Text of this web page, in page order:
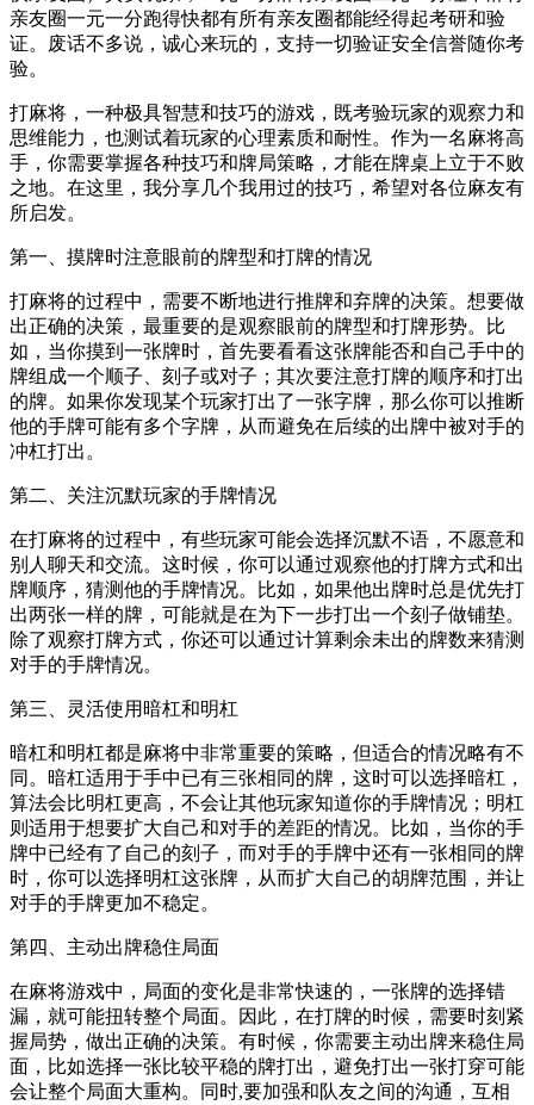
亲友圈一元一分跑得快都有所有亲友圈都能经得起考研和验
证。废话不多说，诚心来玩的，支持一切验证安全信誉随你考
验。
打麻将，一种极具智慧和技巧的游戏，既考验玩家的观察力和
思维能力，也测试着玩家的心理素质和耐性。作为一名麻将高
手，你需要掌握各种技巧和牌局策略，才能在牌桌上立于不败
之地。在这里，我分享几个我用过的技巧，希望对各位麻友有
所启发。
第一、摸牌时注意眼前的牌型和打牌的情况
打麻将的过程中，需要不断地进行推牌和弃牌的决策。想要做
出正确的决策，最重要的是观察眼前的牌型和打牌形势。比
如，当你摸到一张牌时，首先要看看这张牌能否和自己手中的
牌组成一个顺子、刻子或对子；其次要注意打牌的顺序和打出
的牌。如果你发现某个玩家打出了一张字牌，那么你可以推断
他的手牌可能有多个字牌，从而避免在后续的出牌中被对手的
冲杠打出。
第二、关注沉默玩家的手牌情况
在打麻将的过程中，有些玩家可能会选择沉默不语，不愿意和
别人聊天和交流。这时候，你可以通过观察他的打牌方式和出
牌顺序，猜测他的手牌情况。比如，如果他出牌时总是优先打
出两张一样的牌，可能就是在为下一步打出一个刻子做铺垫。
除了观察打牌方式，你还可以通过计算剩余未出的牌数来猜测
对手的手牌情况。
第三、灵活使用暗杠和明杠
暗杠和明杠都是麻将中非常重要的策略，但适合的情况略有不
同。暗杠适用于手中已有三张相同的牌，这时可以选择暗杠，
算法会比明杠更高，不会让其他玩家知道你的手牌情况；明杠
则适用于想要扩大自己和对手的差距的情况。比如，当你的手
牌中已经有了自己的刻子，而对手的手牌中还有一张相同的牌
时，你可以选择明杠这张牌，从而扩大自己的胡牌范围，并让
对手的手牌更加不稳定。
第四、主动出牌稳住局面
在麻将游戏中，局面的变化是非常快速的，一张牌的选择错
漏，就可能扭转整个局面。因此，在打牌的时候，需要时刻紧
握局势，做出正确的决策。有时候，你需要主动出牌来稳住局
面，比如选择一张比较平稳的牌打出，避免打出一张打穿可能
会让整个局面大重构。同时,要加强和队友之间的沟通，互相